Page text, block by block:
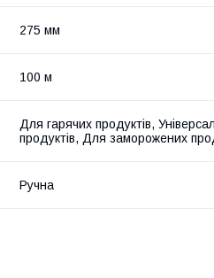
275 мм
100 м
Для гарячих продуктів,
продуктів, Для заморожених
Ручна